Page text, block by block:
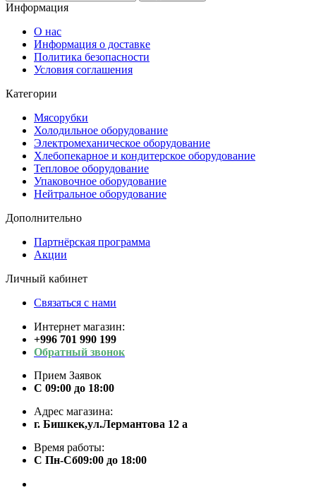
Информация
О нас
Информация о доставке
Политика безопасности
Условия соглашения
Категории
Мясорубки
Холодильное оборудование
Электромеханическое оборудование
Хлебопекарное и кондитерское оборудование
Тепловое оборудование
Упаковочное оборудование
Нейтральное оборудование
Дополнительно
Партнёрская программа
Акции
Личный кабинет
Связаться с нами
Интернет магазин:
+996 701 990 199
Обратный звонок
Прием Заявок
С 09:00 до 18:00
Адрес магазина:
г. Бишкек,ул.Лермантова 12 а
Время работы:
С Пн-Сб09:00 до 18:00